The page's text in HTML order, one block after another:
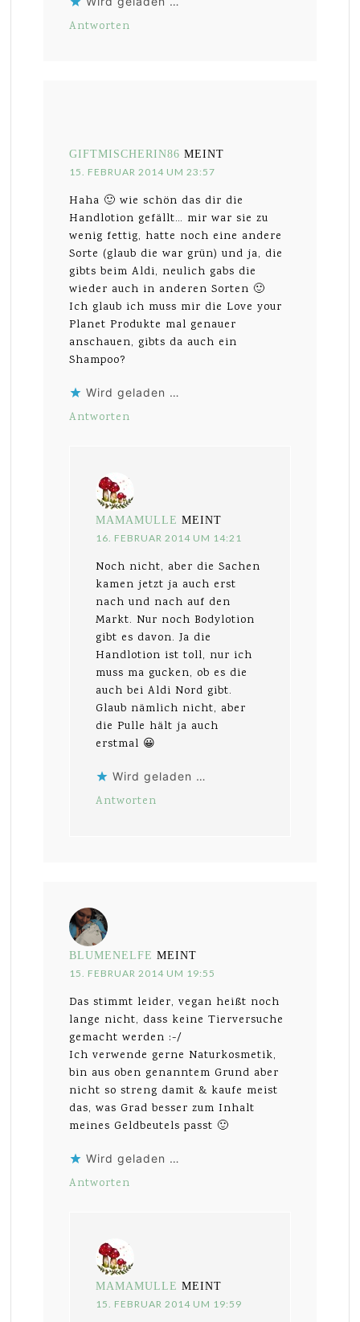
Antworten
GIFTMISCHERIN86 MEINT
15. FEBRUAR 2014 UM 23:57
Haha 🙂 wie schön das dir die
Handlotion gefällt… mir war sie zu
wenig fettig, hatte noch eine andere
Sorte (glaub die war grün) und ja, die
gibts beim Aldi, neulich gabs die
wieder auch in anderen Sorten 🙂
Ich glaub ich muss mir die Love your
Planet Produkte mal genauer
anschauen, gibts da auch ein
Shampoo?
Wird geladen …
Antworten
MAMAMULLE MEINT
16. FEBRUAR 2014 UM 14:21
Noch nicht, aber die Sachen
kamen jetzt ja auch erst
nach und nach auf den
Markt. Nur noch Bodylotion
gibt es davon. Ja die
Handlotion ist toll, nur ich
muss ma gucken, ob es die
auch bei Aldi Nord gibt.
Glaub nämlich nicht, aber
die Pulle hält ja auch
erstmal 😀
Wird geladen …
Antworten
BLUMENELFE MEINT
15. FEBRUAR 2014 UM 19:55
Das stimmt leider, vegan heißt noch
lange nicht, dass keine Tierversuche
gemacht werden :-/
Ich verwende gerne Naturkosmetik,
bin aus oben genanntem Grund aber
nicht so streng damit & kaufe meist
das, was Grad besser zum Inhalt
meines Geldbeutels passt 🙂
Wird geladen …
Antworten
MAMAMULLE MEINT
15. FEBRUAR 2014 UM 19:59